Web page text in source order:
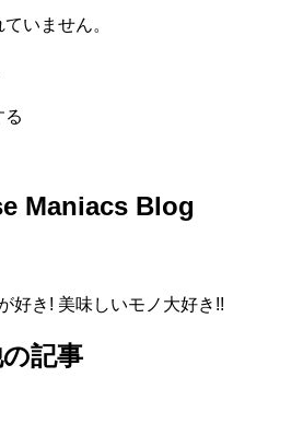
いません。
る
Maniacs Blog
好き! 美味しいモノ大好き!!
記事